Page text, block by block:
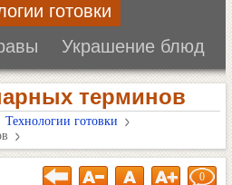
готовки
Украшение блюд
терминов
Технологии готовки
0